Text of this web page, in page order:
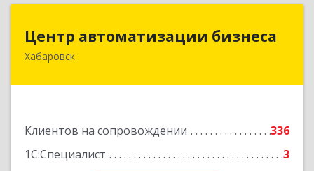
Центр автоматизации бизнеса
Хабаровск
Клиентов на сопровождении
336
1С:Специалист
3
Центр автоматизации бизнеса
680030, Хабаровский край, Хабаровск г, Ленина